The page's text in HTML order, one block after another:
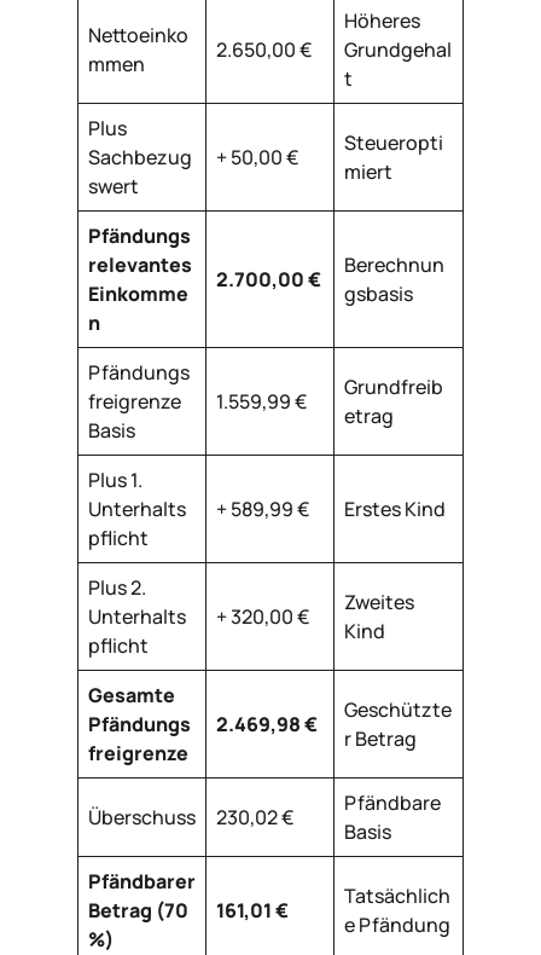
Nettoeinko
mmen
2.650,00 €
Höheres
Grundgehal
t
Plus
Sachbezug
swert
+ 50,00 €
Steueropti
miert
Pfändungs
relevantes
Einkomme
n
2.700,00 €
Berechnun
gsbasis
Pfändungs
freigrenze
Basis
1.559,99 €
Grundfreib
etrag
Plus 1.
Unterhalts
pflicht
+ 589,99 € Erstes Kind
Plus 2.
Unterhalts
pflicht
+ 320,00 €
Zweites
Kind
Gesamte
Pfändungs
freigrenze
2.469,98 €
Geschützte
r Betrag
Überschuss 230,02 €
Pfändbare
Basis
Pfändbarer
Betrag (70
%)
161,01 €
Tatsächlich
e Pfändung